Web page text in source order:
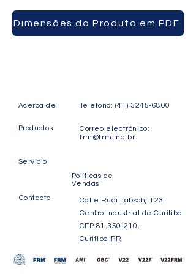
CAJAS
Dimensões do Produto em PDF
Acerca de Teléfono: (41) 3245-6800
Productos
Correo electrónico:
frm@frm.ind.br
Servicio
Políticas de
Vendas
Contacto
Calle Rudi Labsch, 123
Centro Industrial de Curitiba
CEP 81.350-210 .
Curitiba-PR